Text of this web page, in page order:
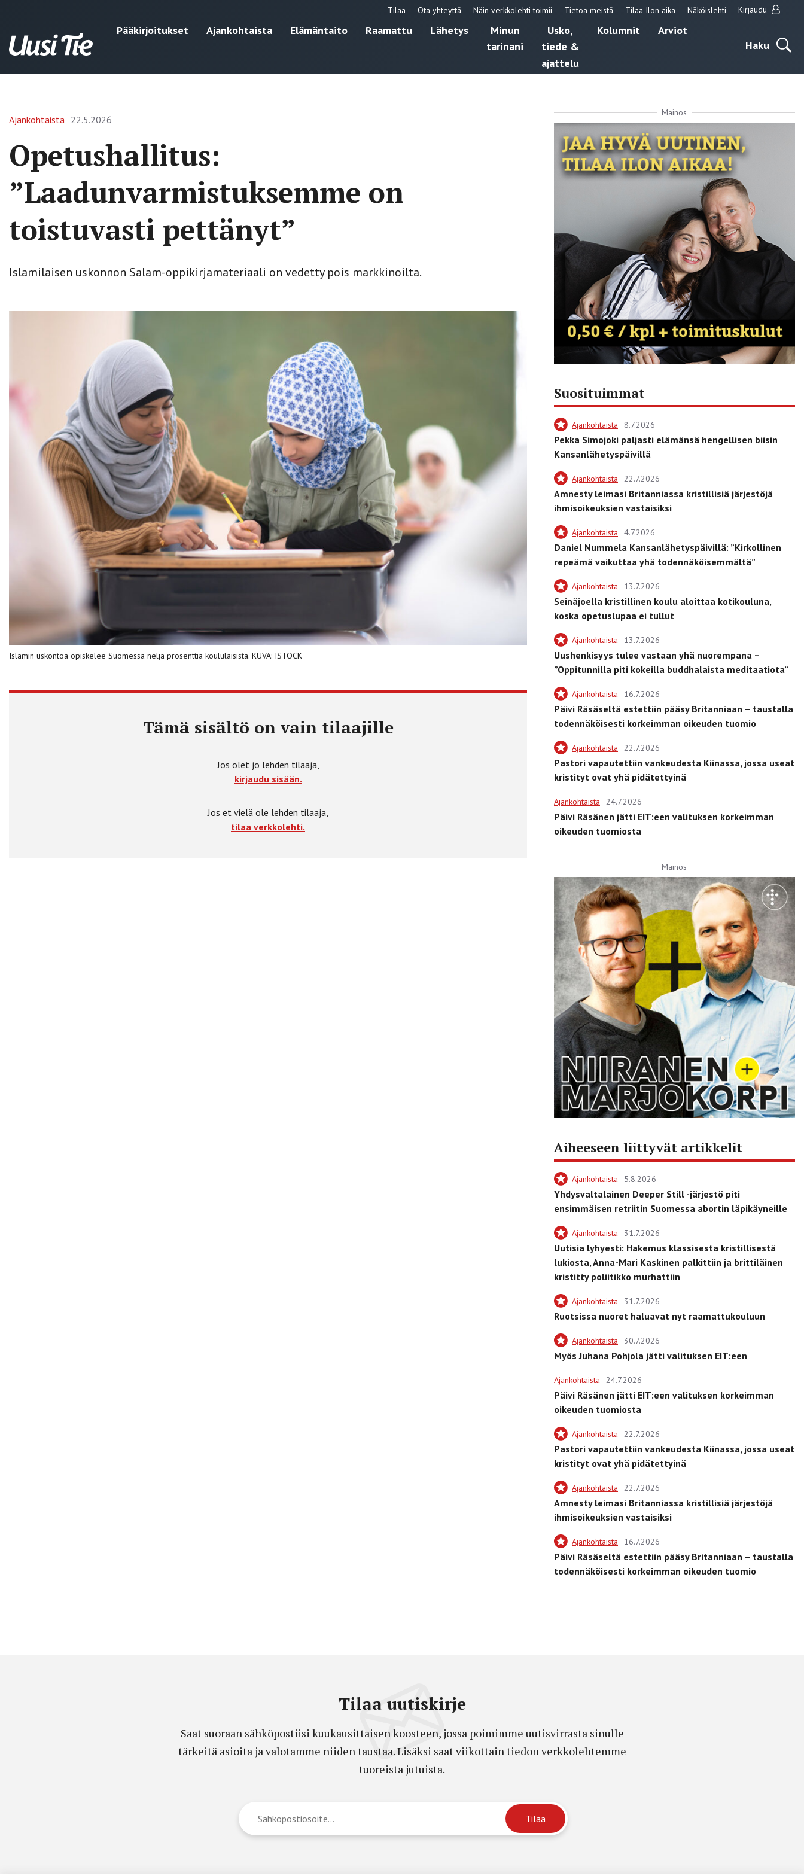
Tilaa Ota yhteyttä Näin verkkolehti toimii Tietoa meistä Tilaa Ilon aika Näköislehti Kirjaudu
Pääkirjoitukset Ajankohtaista Elämäntaito Raamattu Lähetys
Minun
tarinani
Usko,
tiede &
ajattelu
Kolumnit
Arviot
Haku
Ajankohtaista 22.5.2026
Opetushallitus:
”Laadunvarmistuksemme on
toistuvasti pettänyt”
Islamilaisen uskonnon Salam-oppikirjamateriaali on vedetty pois markkinoilta.
Islamin uskontoa opiskelee Suomessa neljä prosenttia koululaisista. KUVA: ISTOCK
Tämä sisältö on vain tilaajille
Jos olet jo lehden tilaaja,
kirjaudu sisään.
Jos et vielä ole lehden tilaaja,
tilaa verkkolehti.
Mainos
Suosituimmat
Ajankohtaista 8.7.2026
Pekka Simojoki paljasti elämänsä hengellisen biisin
Kansanlähetyspäivillä
Ajankohtaista 22.7.2026
Amnesty leimasi Britanniassa kristillisiä järjestöjä
ihmisoikeuksien vastaisiksi
Ajankohtaista 4.7.2026
Daniel Nummela Kansanlähetyspäivillä: ”Kirkollinen
repeämä vaikuttaa yhä todennäköisemmältä”
Ajankohtaista 13.7.2026
Seinäjoella kristillinen koulu aloittaa kotikouluna,
koska opetuslupaa ei tullut
Ajankohtaista 13.7.2026
Uushenkisyys tulee vastaan yhä nuorempana –
”Oppitunnilla piti kokeilla buddhalaista meditaatiota”
Ajankohtaista 16.7.2026
Päivi Räsäseltä estettiin pääsy Britanniaan – taustalla
todennäköisesti korkeimman oikeuden tuomio
Ajankohtaista 22.7.2026
Pastori vapautettiin vankeudesta Kiinassa, jossa useat
kristityt ovat yhä pidätettyinä
Ajankohtaista 24.7.2026
Päivi Räsänen jätti EIT:een valituksen korkeimman
oikeuden tuomiosta
Mainos
Aiheeseen liittyvät artikkelit
Ajankohtaista 5.8.2026
Yhdysvaltalainen Deeper Still -järjestö piti
ensimmäisen retriitin Suomessa abortin läpikäyneille
Ajankohtaista 31.7.2026
Uutisia lyhyesti: Hakemus klassisesta kristillisestä
lukiosta, Anna-Mari Kaskinen palkittiin ja brittiläinen
kristitty poliitikko murhattiin
Ajankohtaista 31.7.2026
Ruotsissa nuoret haluavat nyt raamattukouluun
Ajankohtaista 30.7.2026
Myös Juhana Pohjola jätti valituksen EIT:een
Ajankohtaista 24.7.2026
Päivi Räsänen jätti EIT:een valituksen korkeimman
oikeuden tuomiosta
Ajankohtaista 22.7.2026
Pastori vapautettiin vankeudesta Kiinassa, jossa useat
kristityt ovat yhä pidätettyinä
Ajankohtaista 22.7.2026
Amnesty leimasi Britanniassa kristillisiä järjestöjä
ihmisoikeuksien vastaisiksi
Ajankohtaista 16.7.2026
Päivi Räsäseltä estettiin pääsy Britanniaan – taustalla
todennäköisesti korkeimman oikeuden tuomio
Tilaa uutiskirje
Saat suoraan sähköpostiisi kuukausittaisen koosteen, jossa poimimme uutisvirrasta sinulle
tärkeitä asioita ja valotamme niiden taustaa. Lisäksi saat viikottain tiedon verkkolehtemme
tuoreista jutuista.